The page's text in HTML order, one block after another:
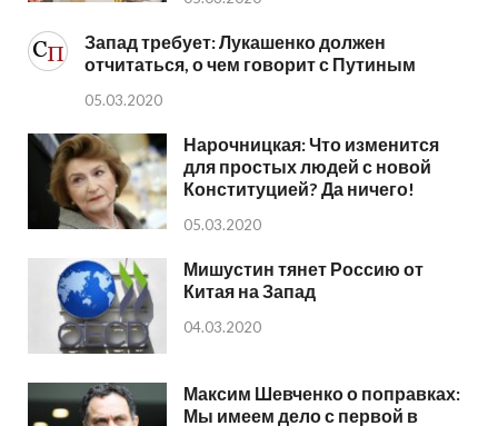
Запад требует: Лукашенко должен
отчитаться, о чем говорит с Путиным
05.03.2020
Нарочницкая: Что изменится
для простых людей с новой
Конституцией? Да ничего!
05.03.2020
Мишустин тянет Россию от
Китая на Запад
04.03.2020
Максим Шевченко о поправках:
Мы имеем дело с первой в